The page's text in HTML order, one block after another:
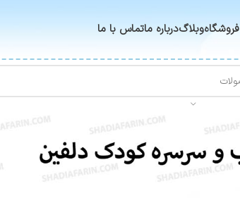
فروشگاهوبلاگدرباره ماتماس با ما